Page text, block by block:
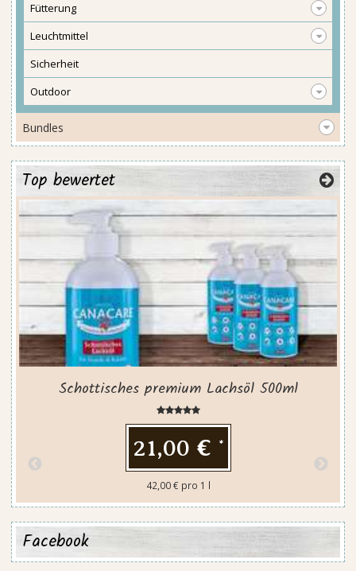
Fütterung
Leuchtmittel
Sicherheit
Outdoor
Bundles
Top bewertet
Schottisches premium Lachsöl 500ml
21,00 € *
42,00 € pro 1 l
Facebook